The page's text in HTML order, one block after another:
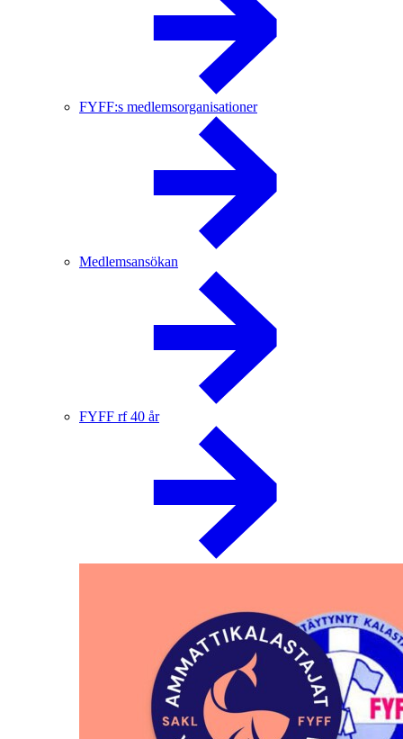
FYFF:s medlemsorganisationer
Medlemsansökan
FYFF rf 40 år